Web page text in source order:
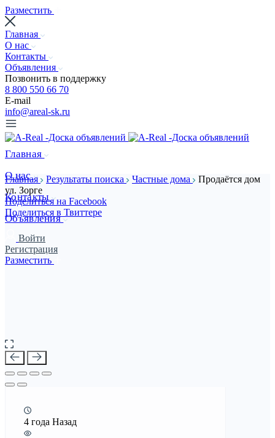
Разместить
Главная
О нас
Контакты
Объявления
Позвонить в поддержку
8 800 550 66 70
E-mail
info@areal-sk.ru
Главная
О нас
Контакты
Объявления
Войти
Регистрация
Разместить
Главная Результаты поиска Частные дома
Продаётся дом
ул. Зорге
Поделиться на Facebook
Поделиться в Твиттере
4 года Назад